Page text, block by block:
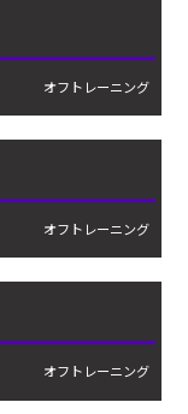
オフトレーニング
オフトレーニング
オフトレーニング